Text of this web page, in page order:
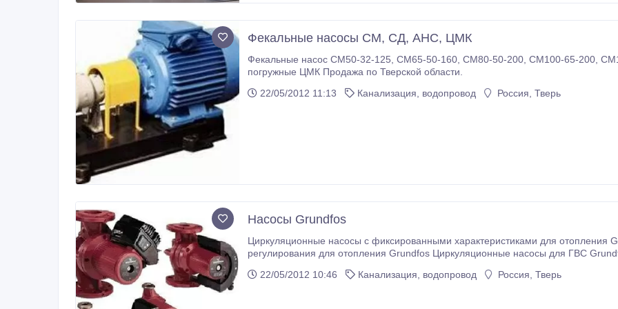
Фекальные насосы СМ, СД, АНС, ЦМК
Фекальные насос СМ50-32-125, СМ65-50-160, СМ80-50-200, СМ100-65-200, СМ150-125-315/4, СД250/22, 5, Насосы АНС,
погружные ЦМК Продажа по Тверской области.
22/05/2012 11:13
Канализация, водопровод Россия, Тверь
Насосы Grundfos
Циркуляционные насосы с фиксированными характеристиками для отопления
регулирования для отопления Grundfos Циркуляционные насосы для ГВС
22/05/2012 10:46
Канализация, водопровод Россия, Тверь